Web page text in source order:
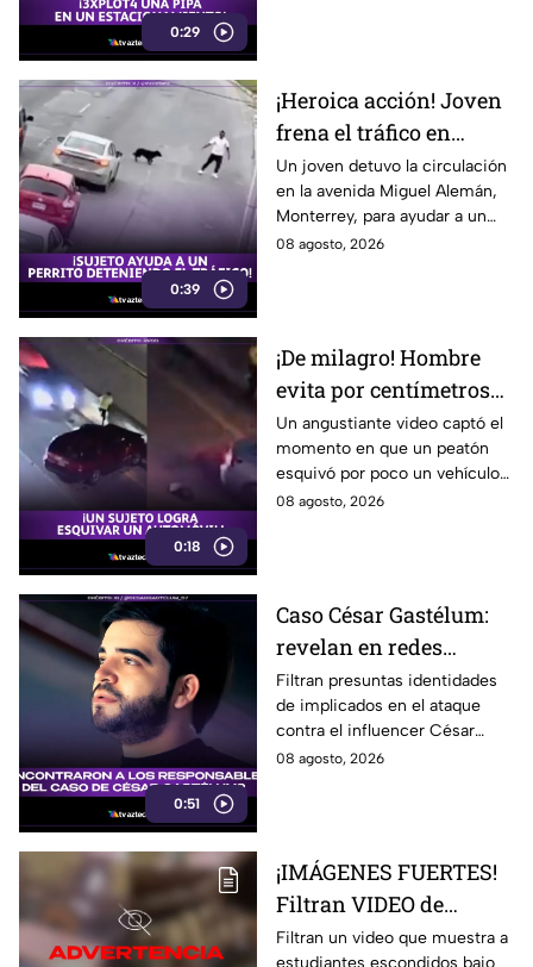
0:29
0:39
¡Heroica acción! Joven
frena el tráfico en
Monterrey para salvar
a un perrito
Un joven detuvo la circulación
en la avenida Miguel Alemán,
Monterrey, para ayudar a un
perrito a cruzar la calle. El
08 agosto, 2026
0:18
¡De milagro! Hombre
evita por centímetros
ser arroll4do tras
choque en autopista
Un angustiante video captó el
momento en que un peatón
esquivó por poco un vehículo
descontrolado en una
08 agosto, 2026
0:51
Caso César Gastélum:
revelan en redes
presuntas identidades
de los agr3sores del
influencer
Filtran presuntas identidades
de implicados en el ataque
contra el influencer César
Gastélum en Culiacán.
08 agosto, 2026
¡IMÁGENES FUERTES!
Filtran VIDEO de
estudiantes escondidos
Filtran un video que muestra a